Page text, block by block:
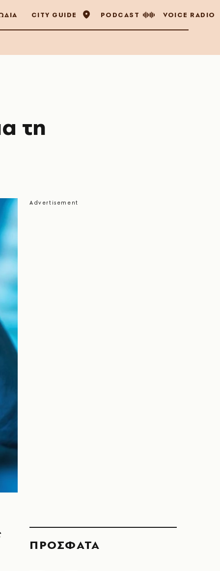
CITY GUIDE PODCAST VOICE RADIO
τη
ΠΡΟΣΦΑΤΑ